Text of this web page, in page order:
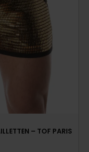
– TOF PARIS